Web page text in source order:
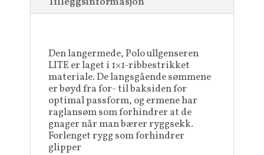
Den langermede, Polo ullgenseren
LITE er laget i 1×1-ribbestrikket
materiale. De langsgående sømmene
er bøyd fra for- til baksiden for
optimal passform, og ermene har
raglansøm som forhindrer at de
gnager når man bærer ryggsekk.
Forlenget rygg som forhindrer
glipper